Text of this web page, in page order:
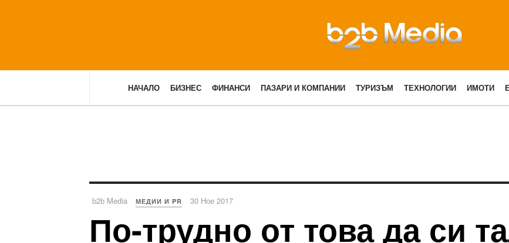
НАЧАЛО БИЗНЕС ФИНАНСИ ПАЗАРИ И КОМПАНИИ ТУРИЗЪМ ТЕХНОЛОГИИ ИМОТИ
b2b Media МЕДИИ И PR 30 Ное 2017
По-трудно от това да си